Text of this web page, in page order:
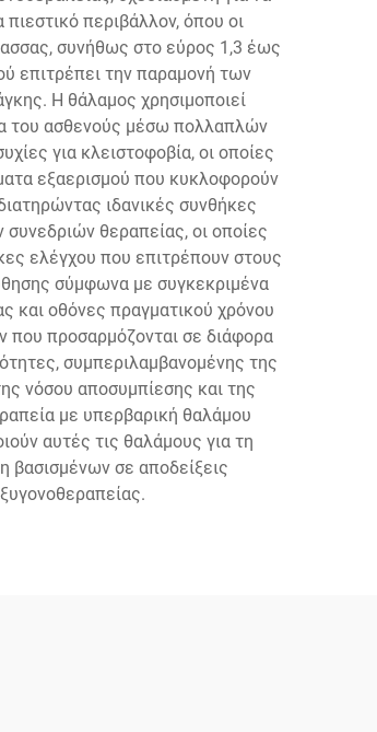
περιβάλλον, όπου οι
συνήθως στο εύρος 1,3 έως
επιτρέπει την παραμονή των
Η θάλαμος χρησιμοποιεί
του ασθενούς μέσω πολλαπλών
για κλειστοφοβία, οι οποίες
εξαερισμού που κυκλοφορούν
ιδανικές συνθήκες
θεραπείας, οι οποίες
ελέγχου που επιτρέπουν στους
σύμφωνα με συγκεκριμένα
και οθόνες πραγματικού χρόνου
που προσαρμόζονται σε διάφορα
συμπεριλαμβανομένης της
νόσου αποσυμπίεσης και της
με υπερβαρική θαλάμου
αυτές τις θαλάμους για τη
βασισμένων σε αποδείξεις